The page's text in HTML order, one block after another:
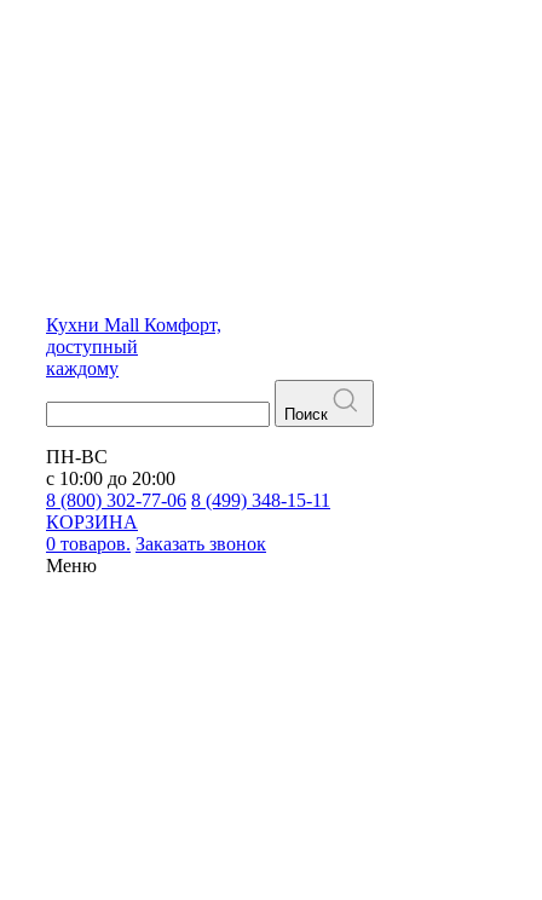
Кухни Mall Комфорт,
доступный
каждому
Поиск
ПН-ВС
с 10:00 до 20:00
8 (800) 302-77-06 8 (499) 348-15-11
КОРЗИНА
0 товаров. Заказать звонок
Меню